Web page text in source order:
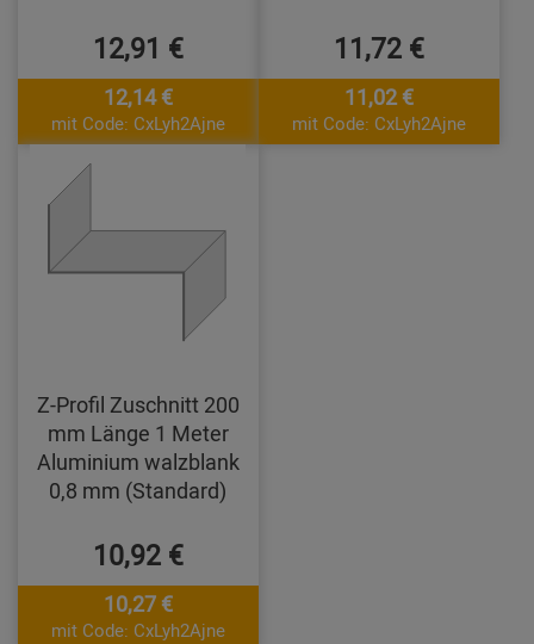
12,91 €
12,14 €
mit Code: CxLyh2Ajne
11,72 €
11,02 €
mit Code: CxLyh2Ajne
Z-Profil Zuschnitt 200
mm Länge 1 Meter
Aluminium walzblank
0,8 mm (Standard)
10,92 €
10,27 €
mit Code: CxLyh2Ajne